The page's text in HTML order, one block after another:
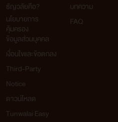
ธัญวลัยคือ?
นโยบายการ
คุ้มครอง
ข้อมูลส่วนบุคคล
เงื่อนไขและข้อตกลง
Third-Party
Notice
ดาวน์โหลด
Tunwalai Easy
บทความ
FAQ